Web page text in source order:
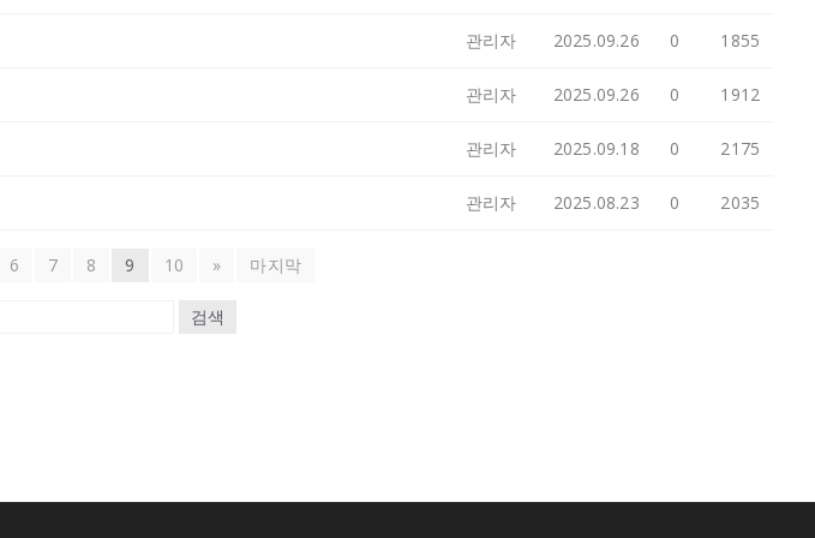
관리자 2025.09.26 0 1855
관리자 2025.09.26 0 1912
관리자 2025.09.18 0 2175
관리자 2025.08.23 0 2035
6 7 8 9 10 » 마지막
검색